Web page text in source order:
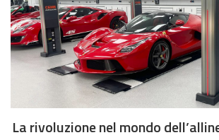
La rivoluzione nel mondo